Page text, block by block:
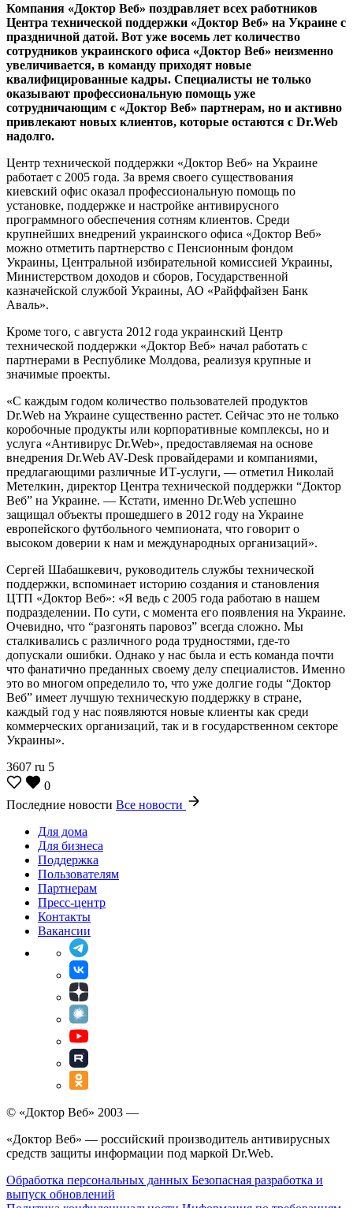
Компания «Доктор Веб» поздравляет всех работников
Центра технической поддержки «Доктор Веб» на Украине с
праздничной датой. Вот уже восемь лет количество
сотрудников украинского офиса «Доктор Веб» неизменно
увеличивается, в команду приходят новые
квалифицированные кадры. Специалисты не только
оказывают профессиональную помощь уже
сотрудничающим с «Доктор Веб» партнерам, но и активно
привлекают новых клиентов, которые остаются с Dr.Web
надолго.
Центр технической поддержки «Доктор Веб» на Украине
работает с 2005 года. За время своего существования
киевский офис оказал профессиональную помощь по
установке, поддержке и настройке антивирусного
программного обеспечения сотням клиентов. Среди
крупнейших внедрений украинского офиса «Доктор Веб»
можно отметить партнерство с Пенсионным фондом
Украины, Центральной избирательной комиссией Украины,
Министерством доходов и сборов, Государственной
казначейской службой Украины, АО «Райффайзен Банк
Аваль».
Кроме того, с августа 2012 года украинский Центр
технической поддержки «Доктор Веб» начал работать с
партнерами в Республике Молдова, реализуя крупные и
значимые проекты.
«С каждым годом количество пользователей продуктов
Dr.Web на Украине существенно растет. Сейчас это не только
коробочные продукты или корпоративные комплексы, но и
услуга «Антивирус Dr.Web», предоставляемая на основе
внедрения Dr.Web AV-Desk провайдерами и компаниями,
предлагающими различные ИТ-услуги, — отметил Николай
Метелкин, директор Центра технической поддержки “Доктор
Веб” на Украине. — Кстати, именно Dr.Web успешно
защищал объекты прошедшего в 2012 году на Украине
европейского футбольного чемпионата, что говорит о
высоком доверии к нам и международных организаций».
Сергей Шабашкевич, руководитель службы технической
поддержки, вспоминает историю создания и становления
ЦТП «Доктор Веб»: «Я ведь с 2005 года работаю в нашем
подразделении. По сути, с момента его появления на Украине.
Очевидно, что “разгонять паровоз” всегда сложно. Мы
сталкивались с различного рода трудностями, где-то
допускали ошибки. Однако у нас была и есть команда почти
что фанатично преданных своему делу специалистов. Именно
это во многом определило то, что уже долгие годы “Доктор
Веб” имеет лучшую техническую поддержку в стране,
каждый год у нас появляются новые клиенты как среди
коммерческих организаций, так и в государственном секторе
Украины».
3607 ru 5
0
Последние новости Все новости
Для дома
Для бизнеса
Поддержка
Пользователям
Партнерам
Пресс-центр
Контакты
Вакансии
© «Доктор Веб» 2003 —
«Доктор Веб» — российский производитель антивирусных
средств защиты информации под маркой Dr.Web.
Обработка персональных данных Безопасная разработка и
выпуск обновлений